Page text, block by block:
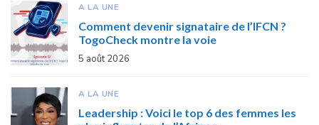
A LA UNE
Comment devenir signataire de l’IFCN ?
TogoCheck montre la voie
5 août 2026
A LA UNE
Leadership : Voici le top 6 des femmes les